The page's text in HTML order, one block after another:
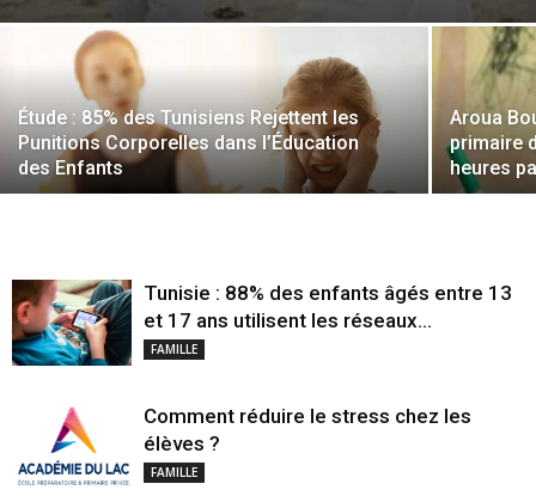
Étude : 85% des Tunisiens Rejettent les
Punitions Corporelles dans l’Éducation
des Enfants
Aroua
primaire
heures
Tunisie : 88% des enfants âgés entre 13
et 17 ans utilisent les réseaux...
FAMILLE
Comment réduire le stress chez les
élèves ?
FAMILLE